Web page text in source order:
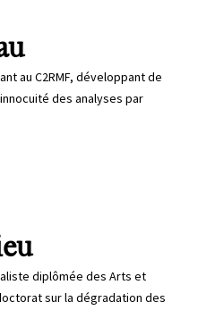
au C2RMF, développant de
des analyses par
diplômée des Arts et
sur la dégradation des